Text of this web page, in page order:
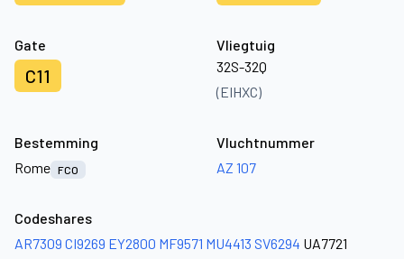
Gate
C11
Vliegtuig
32S-32Q
(EIHXC)
Bestemming
Rome FCO
Vluchtnummer
AZ 107
Codeshares
AR7309 CI9269 EY2800 MF9571 MU4413 SV6294 UA7721